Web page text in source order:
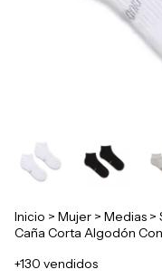
Inicio > Mujer > Medias >
Caña Corta Algodón
+130 vendidos